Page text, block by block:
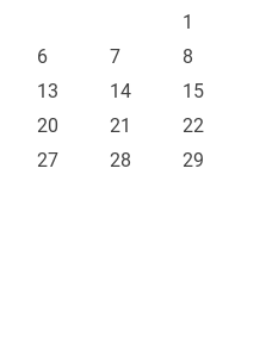
1
6 7
8
13 14
15
20 21
22
27 28
29